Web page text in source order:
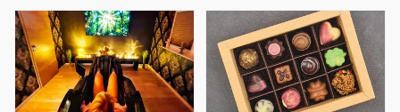
Nordwestmecklenburg
Nürnberg